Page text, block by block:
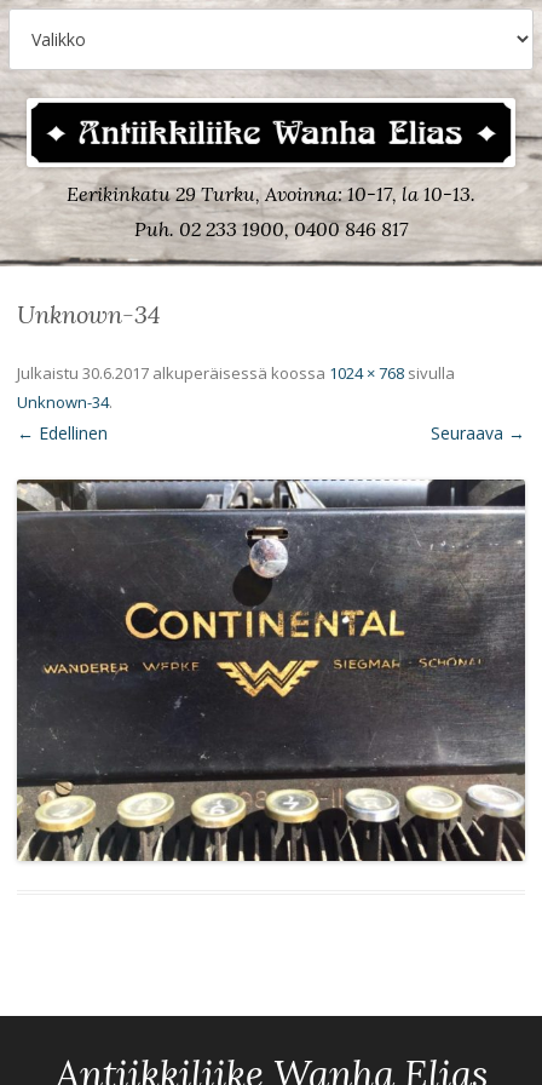
Eerikinkatu 29 Turku, Avoinna: 10-17, la 10-13.
Puh. 02 233 1900, 0400 846 817
Unknown-34
Julkaistu 30.6.2017 alkuperäisessä koossa 1024 × 768 sivulla
Unknown-34.
← Edellinen Seuraava →
Antiikkiliike Wanha Elias